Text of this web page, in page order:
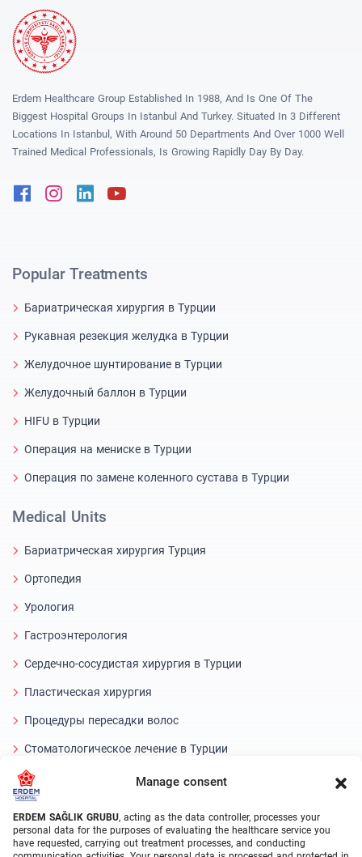
Manage consent
ERDEM SAĞLIK GRUBU, acting as the data controller, processes your
personal data for the purposes of evaluating the healthcare service you
have requested, carrying out treatment processes, and conducting
Erdem Healthcare Group Established In 1988, And Is One Of The
Biggest Hospital Groups In Istanbul And Turkey. Situated In 3 Different
Locations In Istanbul, With Around 50 Departments And Over 1000 Well
Trained Medical Professionals, Is Growing Rapidly Day By Day.
FacebookInstagram
Linkedin
Popular Treatments
Бариатрическая хирургия в Турции
Рукавная резекция желудка в Турции
Желудочное шунтирование в Турции
Желудочный баллон в Турции
HIFU в Турции
Операция на мениске в Турции
Операция по замене коленного сустава в Турции
Medical Units
Бариатрическая хирургия Турция
Ортопедия
Урология
Гастроэнтерология
Сердечно-сосудистая хирургия в Турции
Пластическая хирургия
Процедуры пересадки волос
Стоматологическое лечение в Турции
Laser Eye
About Erdem
О нас